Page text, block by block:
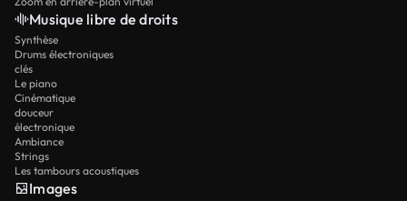
Musique libre de droits
Synthèse
Drums électroniques
clés
Le piano
Cinématique
douceur
électronique
Ambiance
Strings
Les tambours acoustiques
Images